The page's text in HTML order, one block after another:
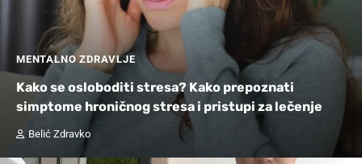
MENTALNO ZDRAVLJE
Kako se osloboditi stresa? Kako prepoznati
simptome hroničnog stresa i pristupi za lečenje
Belić Zdravko